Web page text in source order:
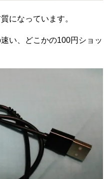
になっています。
い、どこかの100円ショッ